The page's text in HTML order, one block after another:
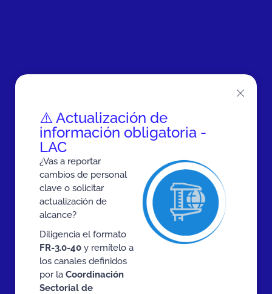
⚠️ Actualización de
información obligatoria -
LAC
¿Vas a reportar
cambios de personal
clave o solicitar
actualización de
alcance?
Diligencia el formato
FR-3.0-40y remítelo a
los canales definidos
por la Coordinación
Sectorial de